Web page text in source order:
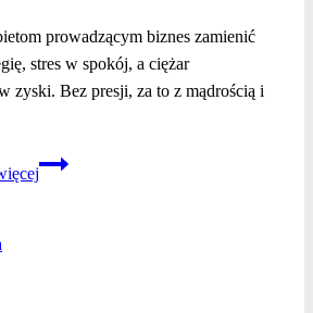
prowadzącym biznes zamienić
stres w spokój, a ciężar
zyski. Bez presji, za to z mądrością i
Ewelina